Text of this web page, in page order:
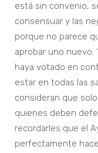
está sin convenio,
consensuar y las
porque no parece
aprobar uno nuevo.
haya votado en
estar en todas las
consideran que
quienes deben
recordarles que el
perfectamente